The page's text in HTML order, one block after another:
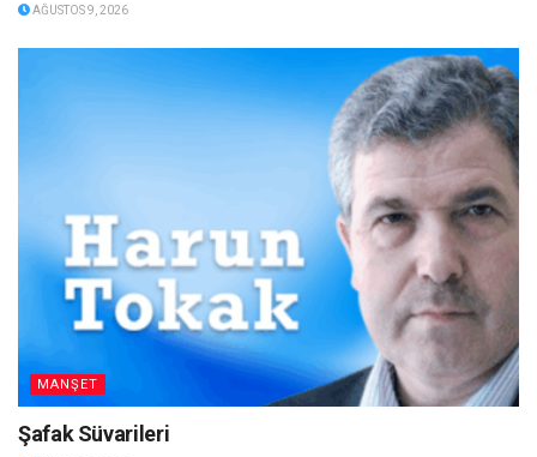
AĞUSTOS 9, 2026
MANŞET
Şafak Süvarileri